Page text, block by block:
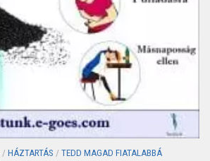
/ HÁZTARTÁS / TEDD MAGAD FIATALABBÁ